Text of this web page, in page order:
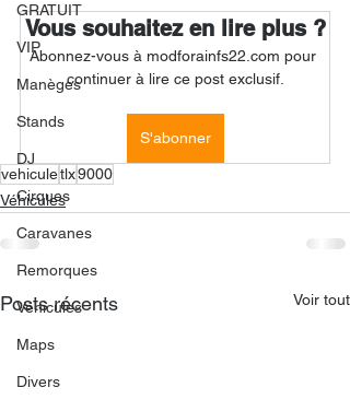
GRATUIT
VIP
Manèges
Stands
DJ
Cirques
Caravanes
Remorques
Véhicules
Maps
Divers
Vous souhaitez en lire plus ?
Abonnez-vous à modforainfs22.com pour
continuer à lire ce post exclusif.
S'abonner
vehiculetlx9000
Véhicules
Posts récents Voir tout